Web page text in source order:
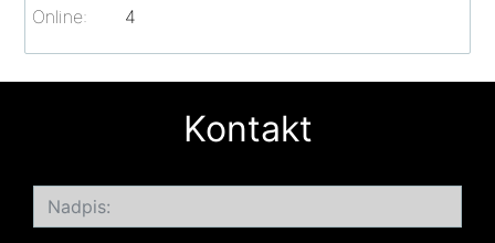
Online: 4
Kontakt